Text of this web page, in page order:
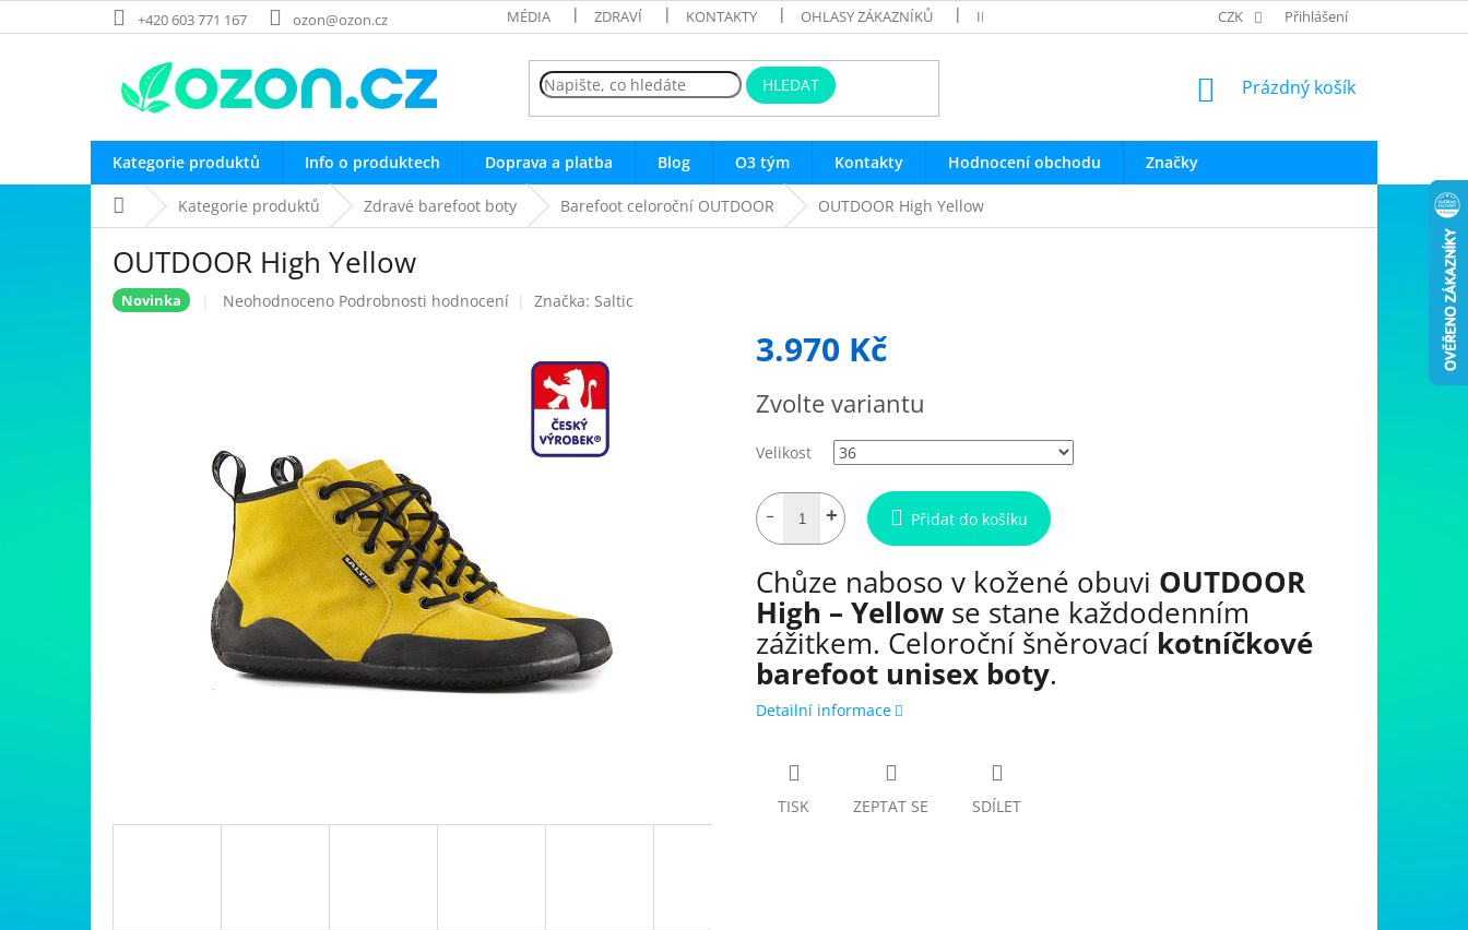
na
+420 603 771 167 ozon@ozon.cz MÉDIA ZDRAVÍ KONTAKTY OHLASY ZÁKAZNÍKŮ INFO O PRODUKTECH OBCHODNÍ PODMÍNKY
CZK Přihlášení
HLEDAT
NÁKUPNÍ
Prázdný košík
Kategorie produktů Info o produktech Doprava a platba Blog O3 tým Kontakty Hodnocení obchodu Značky
Domů Kategorie produktů Zdravé barefoot boty Barefoot celoroční OUTDOOR OUTDOOR High Yellow
OUTDOOR High Yellow
Novinka
Průměrné
Neohodnoceno Podrobnosti hodnocení Značka: Saltic
3.970 Kč
cena:
Zvolte variantu
Velikost
Přidat do košíku
Chůze naboso v kožené obuvi OUTDOOR
High – Yellow se stane každodenním
zážitkem. Celoroční šněrovací kotníčkové
barefoot unisex boty.
Detailní informace
TISK ZEPTAT SE SDÍLET